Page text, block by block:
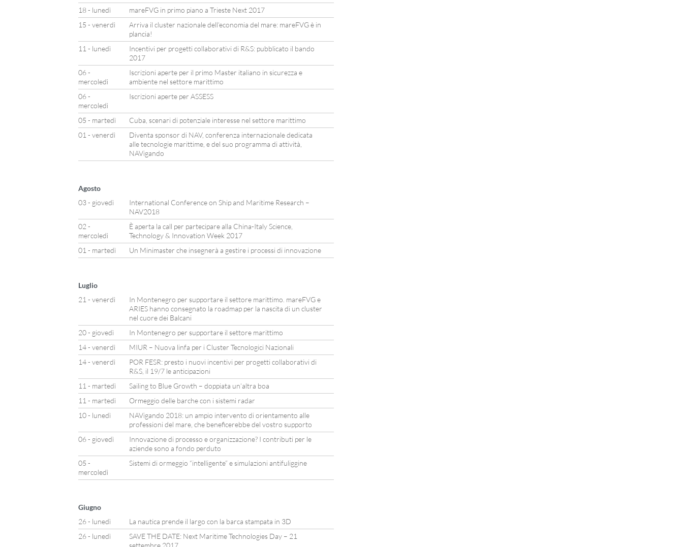
18 - lunedì
mareFVG in primo piano a Trieste Next 2017
15 - venerdì
Arriva il cluster nazionale dell’economia del mare: mareFVG è in
plancia!
11 - lunedì
Incentivi per progetti collaborativi di R&S: pubblicato il bando
2017
06 -
mercoledì
Iscrizioni aperte per il primo Master italiano in sicurezza e
ambiente nel settore marittimo
06 -
mercoledì
Iscrizioni aperte per ASSESS
05 - martedì
Cuba, scenari di potenziale interesse nel settore marittimo
01 - venerdì
Diventa sponsor di NAV, conferenza internazionale dedicata
alle tecnologie marittime, e del suo programma di attività,
NAVigando
Agosto
03 - giovedì
International Conference on Ship and Maritime Research –
NAV2018
02 -
mercoledì
È aperta la call per partecipare alla China-Italy Science,
Technology & Innovation Week 2017
01 - martedì
Un Minimaster che insegnerà a gestire i processi di innovazione
Luglio
21 - venerdì
In Montenegro per supportare il settore marittimo. mareFVG e
ARIES hanno consegnato la roadmap per la nascita di un cluster
nel cuore dei Balcani
20 - giovedì
In Montenegro per supportare il settore marittimo
14 - venerdì
MIUR – Nuova linfa per i Cluster Tecnologici Nazionali
14 - venerdì
POR FESR: presto i nuovi incentivi per progetti collaborativi di
R&S, il 19/7 le anticipazioni
11 - martedì
Sailing to Blue Growth – doppiata un’altra boa
11 - martedì
Ormeggio delle barche con i sistemi radar
10 - lunedì
NAVigando 2018: un ampio intervento di orientamento alle
professioni del mare, che beneficerebbe del vostro supporto
06 - giovedì
Innovazione di processo e organizzazione? I contributi per le
aziende sono a fondo perduto
05 -
mercoledì
Sistemi di ormeggio “intelligente” e simulazioni antifuliggine
Giugno
26 - lunedì
La nautica prende il largo con la barca stampata in 3D
26 - lunedì
SAVE THE DATE: Next Maritime Technologies Day – 21
settembre 2017